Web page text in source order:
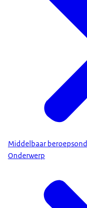
Middelbaar
Onderwerp